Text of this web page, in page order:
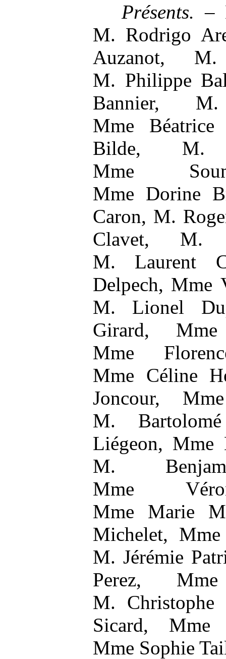
Présents. –
M. Rodrigo
Auzanot,
M. Philippe
Bannier,
Mme
Bilde, M.
Mme
Mme Dorine
Caron, M.
Clavet, M.
M. Laurent
Delpech, Mme
M. Lionel
Girard,
Mme
Mme Céline
Joncour,
M.
Liégeon, Mme
M.
Mme
Mme Marie
Michelet, Mme
M. Jérémie
Perez,
M. Christophe
Sicard, Mme
Mme Sophie